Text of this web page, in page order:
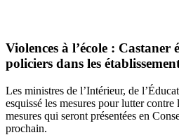
Violences à l’école : Castaner
policiers dans les
Les ministres de l’Intérieur, de
esquissé les mesures pour lutter
mesures qui seront présentées en
prochain.